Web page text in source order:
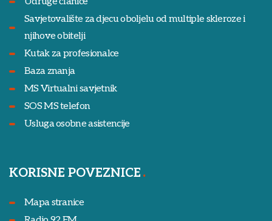
Savjetovalište za djecu oboljelu od multiple skleroze i
njihove obitelji
Kutak za profesionalce
Baza znanja
MS Virtualni savjetnik
SOS MS telefon
Usluga osobne asistencije
KORISNE POVEZNICE
Mapa stranice